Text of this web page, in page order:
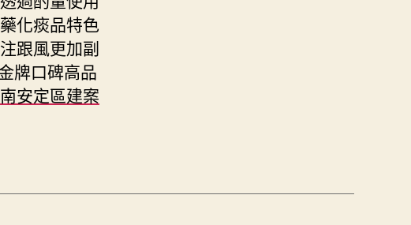
化痰品特色
跟風更加副
牌口碑高品
安定區建案